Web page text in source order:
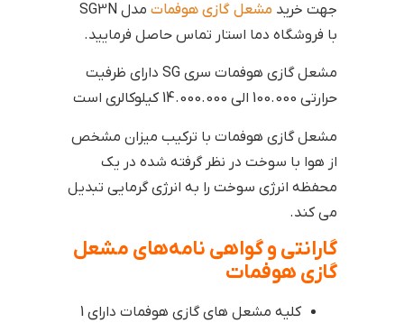
جهت خرید مشعل گازی هوفمات
مدل SG3N
با فروشگاه دما استار تماس حاصل فرمایید.
مشعل گازی هوفمات سری SG دارای ظرفیت
حرارتی 100.000 الی 14.000.000 کیلوکالری است
مشعل گازی هوفمات با ترکیب میزان مشخص
از هوا با سوخت در نظر گرفته شده در یک
محفظه انرژی سوخت را به انرژی گرمایی تبدیل
می کند.
گارانتی و گواهی نامه‌های مشعل
گازی هوفمات
کلیه مشعل های گازی هوفمات دارای 1